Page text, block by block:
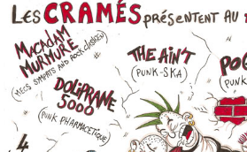
Contact
À
propos